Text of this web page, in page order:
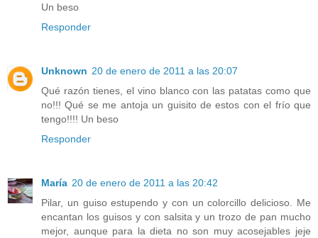
Un beso
Responder
Unknown 20 de enero de 2011 a las 20:07
Qué razón tienes, el vino blanco con las patatas como que
no!!! Qué se me antoja un guisito de estos con el frío que
tengo!!!! Un beso
Responder
María 20 de enero de 2011 a las 20:42
Pilar, un guiso estupendo y con un colorcillo delicioso. Me
encantan los guisos y con salsita y un trozo de pan mucho
mejor, aunque para la dieta no son muy acosejables jeje